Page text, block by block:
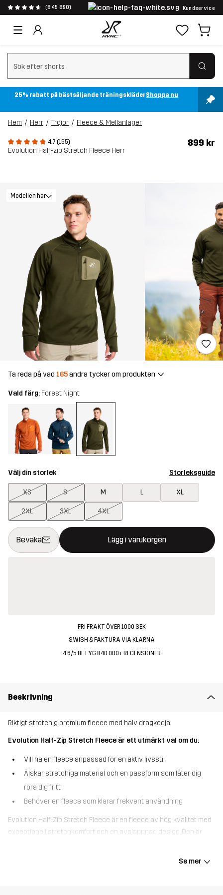
(845 890) Kundservice
Rensa sök
25% rabatt på bästsäljande träningskläderShoppa nu
Hem Herr Tröjor Fleece & Mellanlager
4.7 (165)
Evolution Half-zip Stretch Fleece Herr
899 kr
Modellen har
Ta reda på vad 165andra tycker om produkten
Vald färg: Forest Night
Välj din storlek Storleksguide
XS S M L XL
2XL 3XL 4XL
Bevaka Lägg i varukorgen
Denna knapp kommer att öppna en modal som bekräftar en ny
{{size}} inte tillgänglig
FRI FRAKT ÖVER 1000 SEK
SWISH & FAKTURA VIA KLARNA
4.6/5 BETYG 840 000+ RECENSIONER
Beskrivning
Riktigt stretchig premium fleece med halv dragkedja.
Evolution Half-Zip Stretch Fleece är ett utmärkt val om du:
Vill ha en fleece anpassad för en aktiv livsstil
Älskar stretchiga material och en passform som låter dig
röra dig fritt
Behöver en fleece som klarar frekvent användning
Evolution Half-Zip Stretch Fleece är en fleece av hög kvalitet med
exceptionell stretchkomfort och en avslappnad design. Den är
Se mer